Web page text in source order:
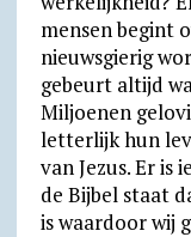
mensen begint
nieuwsgierig
gebeurt altijd
Miljoenen
letterlijk hun
van Jezus. Er is
de Bijbel staat
is waardoor wij